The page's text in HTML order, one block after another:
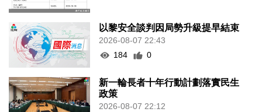
以黎安全談判因局勢升級提早結束
2026-08-07 22:43
184
0
新一輪長者十年行動計劃落實民生
政策
2026-08-07 22:12